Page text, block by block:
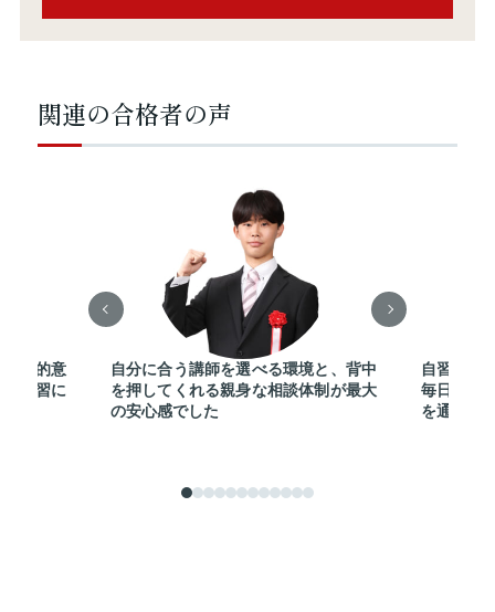
関連の合格者の声
目的意
学習に
自分に合う講師を選べる環境と、背中
を押してくれる親身な相談体制が最大
の安心感でした
自習室を
毎日切磋
を通じて